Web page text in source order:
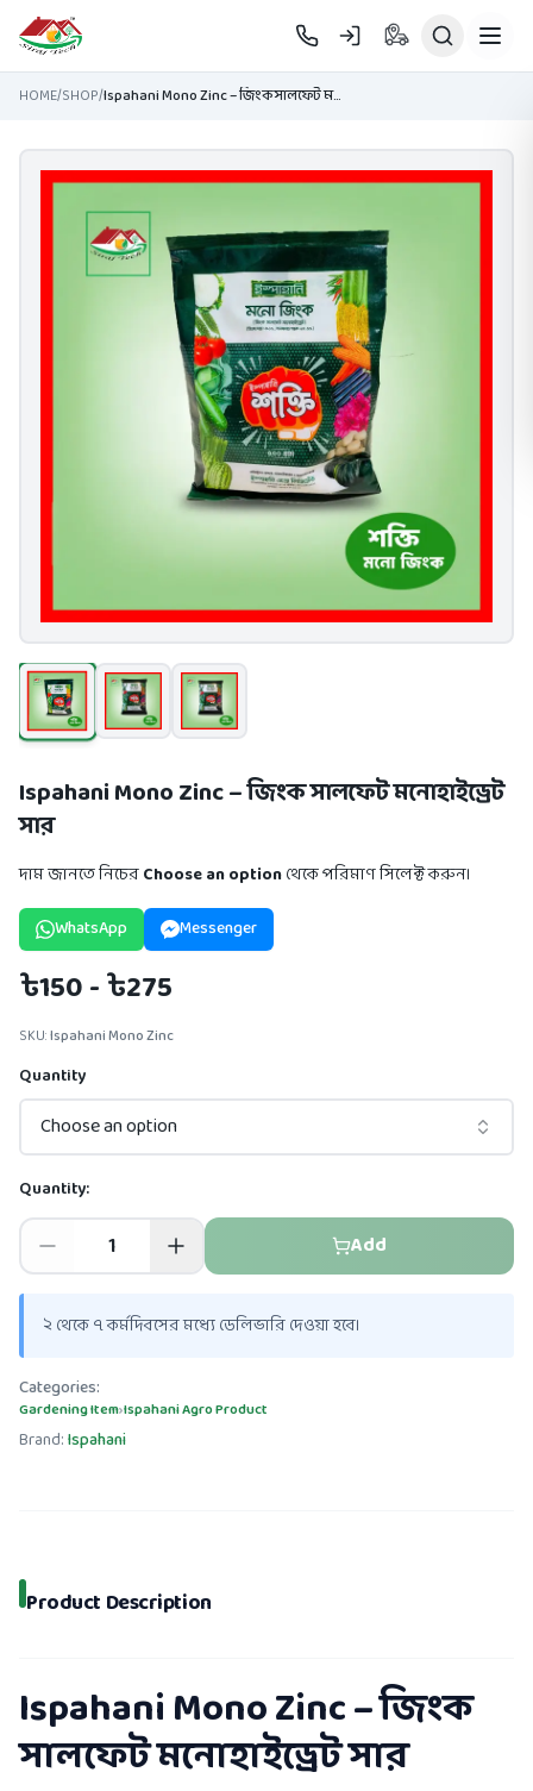
Skip to main content
HOME/SHOP/ Ispahani Mono Zinc – জিংক সালফেট মনোহাইড্রেট সার
Ispahani Mono Zinc – জিংক সালফেট মনোহাইড্রেট
সার
দাম জানতে নিচেরChoose an optionথেকে পরিমাণ সিলেক্ট করুন।
WhatsApp
Messenger
৳150 - ৳275
SKU:Ispahani Mono Zinc
Quantity
Choose an option
Quantity:
Add
২ থেকে ৭ কর্মদিবসের মধ্যে ডেলিভারি দেওয়া হবে।
Categories:
Gardening Item›Ispahani Agro Product
Brand:Ispahani
Product Description
Ispahani Mono Zinc – জিংক
সালফেট মনোহাইড্রেট সার